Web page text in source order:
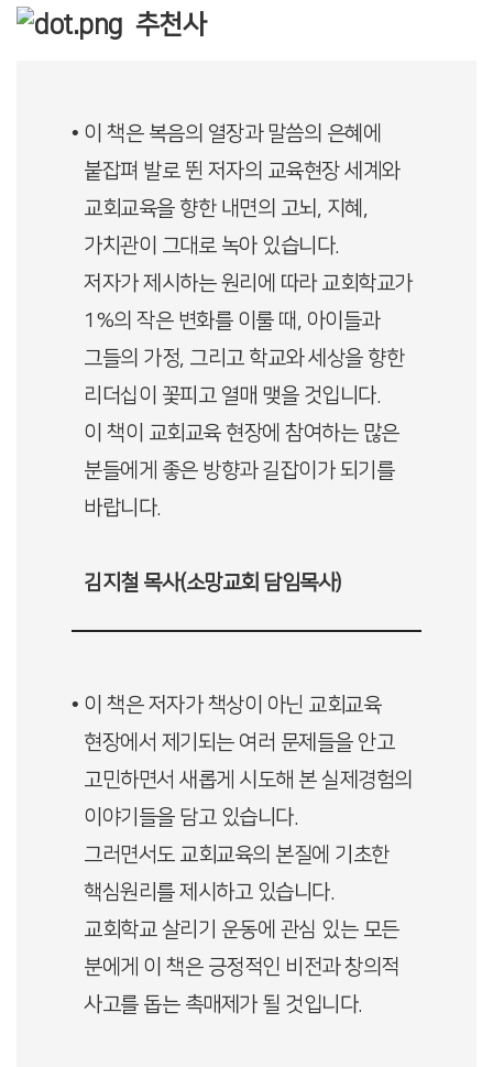
추천사
• 이 책은 복음의 열장과 말씀의 은혜에
붙잡펴 발로 뛴 저자의 교육현장 세계와
교회교육을 향한 내면의 고뇌, 지혜,
가치관이 그대로 녹아 있습니다.
저자가 제시하는 원리에 따라 교회학교가
1%의 작은 변화를 이룰 때, 아이들과
그들의 가정, 그리고 학교와 세상을 향한
리더십이 꽃피고 열매 맺을 것입니다.
이 책이 교회교육 현장에 참여하는 많은
분들에게 좋은 방향과 길잡이가 되기를
바랍니다.
김지철 목사(소망교회 담임목사)
• 이 책은 저자가 책상이 아닌 교회교육
현장에서 제기되는 여러 문제들을 안고
고민하면서 새롭게 시도해 본 실제경험의
이야기들을 담고 있습니다.
그러면서도 교회교육의 본질에 기초한
핵심원리를 제시하고 있습니다.
교회학교 살리기 운동에 관심 있는 모든
분에게 이 책은 긍정적인 비전과 창의적
사고를 돕는 촉매제가 될 것입니다.